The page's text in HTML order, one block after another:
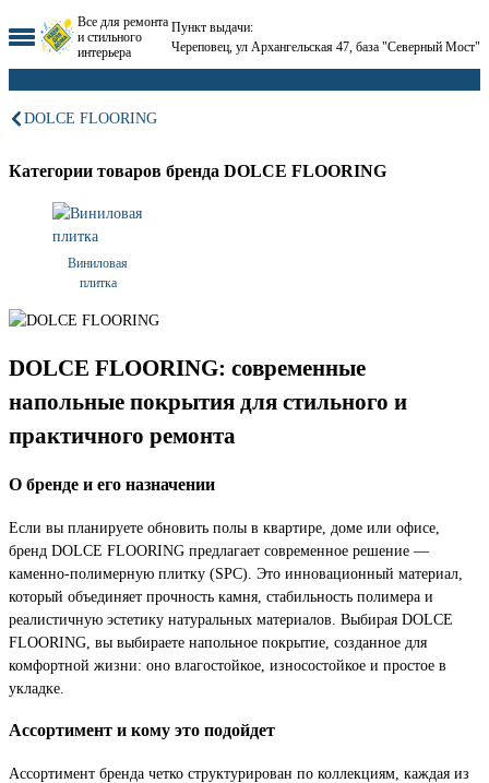
Все для ремонта
и стильного
интерьера
Пункт выдачи:
Череповец, ул Архангельская 47, база "Северный Мост"
DOLCE FLOORING
Категории товаров бренда DOLCE FLOORING
Виниловая
плитка
DOLCE FLOORING: современные
напольные покрытия для стильного и
практичного ремонта
О бренде и его назначении
Если вы планируете обновить полы в квартире, доме или офисе,
бренд DOLCE FLOORING предлагает современное решение —
каменно-полимерную плитку (SPC). Это инновационный материал,
который объединяет прочность камня, стабильность полимера и
реалистичную эстетику натуральных материалов. Выбирая DOLCE
FLOORING, вы выбираете напольное покрытие, созданное для
комфортной жизни: оно влагостойкое, износостойкое и простое в
укладке.
Ассортимент и кому это подойдет
Ассортимент бренда четко структурирован по коллекциям, каждая из